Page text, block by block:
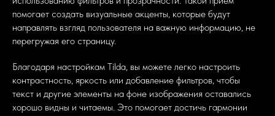
помогает создать визуальные акценты, которые будут
направлять взгляд пользователя на важную информацию, не
перегружая его страницу.
Благодаря настройкам Tilda, вы можете легко настроить
контрастность, яркость или добавление фильтров, чтобы
текст и другие элементы на фоне изображения оставались
хорошо видны и читаемы. Это помогает достичь гармонии